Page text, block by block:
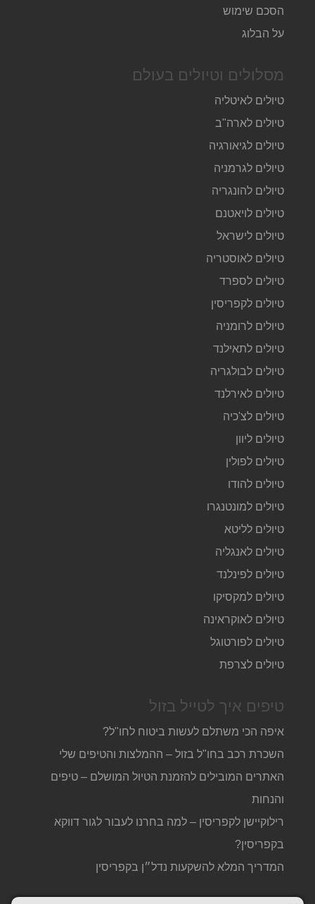
הסכם שימוש
על הבלוג
מסלולים וטיולים בעולם
טיולים לאיטליה
טיולים לארה"ב
טיולים לגיאורגיה
טיולים לגרמניה
טיולים להונגריה
טיולים לויאטנם
טיולים לישראל
טיולים לאוסטריה
טיולים לספרד
טיולים לקפריסין
טיולים לרומניה
טיולים לתאילנד
טיולים לבולגריה
טיולים לאירלנד
טיולים לצ'כיה
טיולים ליוון
טיולים לפולין
טיולים להודו
טיולים למונטנגרו
טיולים לליטא
טיולים לאנגליה
טיולים לפינלנד
טיולים למקסיקו
טיולים לאוקראינה
טיולים לפורטוגל
טיולים לצרפת
טיפים איך לטייל בזול
איפה הכי משתלם לעשות ביטוח לחו"ל?
השכרת רכב בחו"ל בזול – ההמלצות והטיפים שלי
האתרים המובילים להזמנת הטיול המושלם – טיפים
והנחות
רילוקיישן לקפריסין – למה בחרנו לעבור לגור דווקא
בקפריסין?
המדריך המלא להשקעות נדל״ן בקפריסין